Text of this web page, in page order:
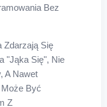
Bez
Zdarzają Się
"jąka Się", Nie
A Nawet
Być
Z